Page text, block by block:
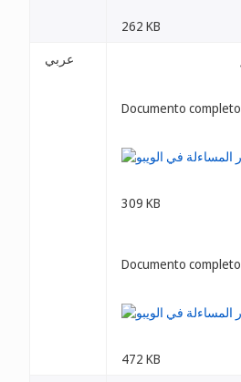
262 KB
عربي
Documento completo
309 KB
Documento completo
472 KB